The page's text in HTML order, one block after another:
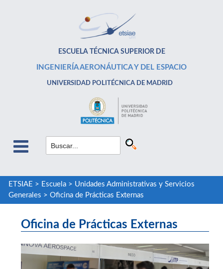
ESCUELA TÉCNICA SUPERIOR DE
INGENIERÍA AERONÁUTICA Y DEL ESPACIO
UNIVERSIDAD POLITÉCNICA DE MADRID
ETSIAE > Escuela> Unidades Administrativas y Servicios
Generales > Oficina de Prácticas Externas
Oficina de Prácticas Externas